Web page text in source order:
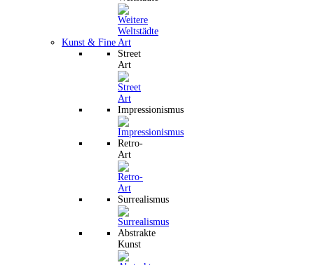
Kunst & Fine Art
Street
Art
Impressionismus
Retro-
Art
Surrealismus
Abstrakte
Kunst